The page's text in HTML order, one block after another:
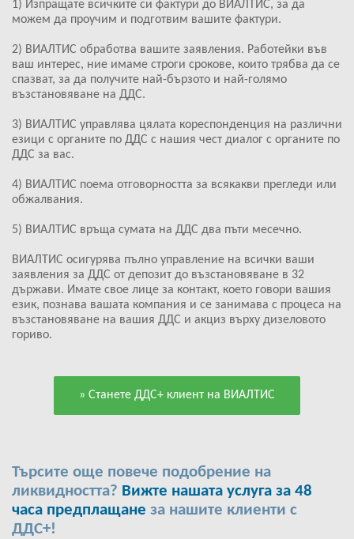
1) Изпращате всичките си фактури до ВИАЛТИС, за да
можем да проучим и подготвим вашите фактури.
2) ВИАЛТИС обработва вашите заявления. Работейки във
ваш интерес, ние имаме строги срокове, които трябва да се
спазват, за да получите най-бързото и най-голямо
възстановяване на ДДС.
3) ВИАЛТИС управлява цялата кореспонденция на различни
езици с органите по ДДС с нашия чест диалог с органите по
ДДС за вас.
4) ВИАЛТИС поема отговорността за всякакви прегледи или
обжалвания.
5) ВИАЛТИС връща сумата на ДДС два пъти месечно.
ВИАЛТИС осигурява пълно управление на всички ваши
заявления за ДДС от депозит до възстановяване в 32
държави. Имате свое лице за контакт, което говори вашия
език, познава вашата компания и се занимава с процеса на
възстановяване на вашия ДДС и акциз върху дизеловото
гориво.
» Станете ДДС+ клиент на ВИАЛТИС
Търсите още повече подобрение на
ликвидността? Вижте нашата услуга за 48
часа предплащане за нашите клиенти с
ДДС+!